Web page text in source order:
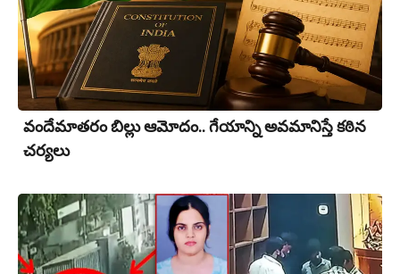
వందేమాతరం బిల్లు ఆమోదం.. గేయాన్ని అవ‌మానిస్తే క‌ఠిన
చ‌ర్య‌లు